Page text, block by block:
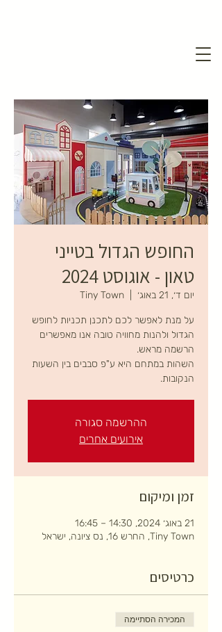
החופש הגדול בטייני
טאון - אוגוסט 2024
יום ד׳, 21 באוג׳ Tiny Town
על מנת לאפשר לכם לתכנן תכניות לחופש
הגדול ולהנות מחוויה טובה אנו מאפשרים
השהות במתחם היא ע"פ סבבים בין השעות
הנקובות.
ההרשמה סגורה
אירועים אחרים
זמן ומיקום
21 באוג׳ 2024, 14:30 – 16:45
Tiny Town, החרש 16, נס ציונה, ישראל
כרטיסים
המכירה הסתיימה